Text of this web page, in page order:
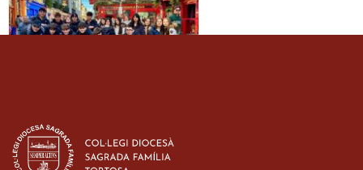
d’ESO-BSD a Irlanda
23 de març de 2026